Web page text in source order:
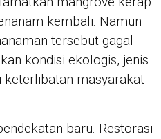
kembali. Namun
tersebut gagal
kondisi ekologis, jenis
keterlibatan masyarakat
baru. Restorasi